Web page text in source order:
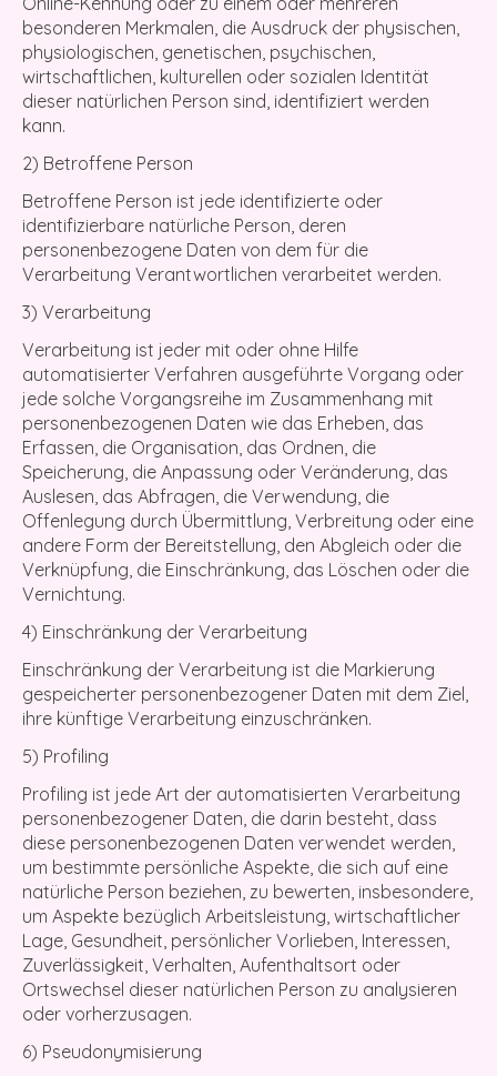
besonderen Merkmalen, die Ausdruck der physischen,
physiologischen, genetischen, psychischen,
wirtschaftlichen, kulturellen oder sozialen Identität
dieser natürlichen Person sind, identifiziert werden
kann.
2) Betroffene Person
Betroffene Person ist jede identifizierte oder
identifizierbare natürliche Person, deren
personenbezogene Daten von dem für die
Verarbeitung Verantwortlichen verarbeitet werden.
3) Verarbeitung
Verarbeitung ist jeder mit oder ohne Hilfe
automatisierter Verfahren ausgeführte Vorgang oder
jede solche Vorgangsreihe im Zusammenhang mit
personenbezogenen Daten wie das Erheben, das
Erfassen, die Organisation, das Ordnen, die
Speicherung, die Anpassung oder Veränderung, das
Auslesen, das Abfragen, die Verwendung, die
Offenlegung durch Übermittlung, Verbreitung oder eine
andere Form der Bereitstellung, den Abgleich oder die
Verknüpfung, die Einschränkung, das Löschen oder die
Vernichtung.
4) Einschränkung der Verarbeitung
Einschränkung der Verarbeitung ist die Markierung
gespeicherter personenbezogener Daten mit dem Ziel,
ihre künftige Verarbeitung einzuschränken.
5) Profiling
Profiling ist jede Art der automatisierten Verarbeitung
personenbezogener Daten, die darin besteht, dass
diese personenbezogenen Daten verwendet werden,
um bestimmte persönliche Aspekte, die sich auf eine
natürliche Person beziehen, zu bewerten, insbesondere,
um Aspekte bezüglich Arbeitsleistung, wirtschaftlicher
Lage, Gesundheit, persönlicher Vorlieben, Interessen,
Zuverlässigkeit, Verhalten, Aufenthaltsort oder
Ortswechsel dieser natürlichen Person zu analysieren
oder vorherzusagen.
6) Pseudonymisierung